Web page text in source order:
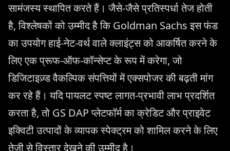
सामंजस्य स्थापित करते हैं। जैसे-जैसे प्रतिस्पर्धा तेज होती
है, विश्लेषकों को उम्मीद है कि Goldman Sachs इस फंड
का उपयोग हाई-नेट-वर्थ वाले क्लाइंट्स को आकर्षित करने के
लिए एक प्रूफ-ऑफ-कॉन्सेप्ट के रूप में करेगा, जो
डिजिटाइज़्ड वैकल्पिक संपत्तियों में एक्सपोजर की बढ़ती मांग
कर रहे हैं। यदि पायलट स्पष्ट लागत-प्रभावी लाभ प्रदर्शित
करता है, तो GS DAP प्लेटफॉर्म का क्रेडिट और प्राइवेट
इक्विटी उत्पादों के व्यापक स्पेक्ट्रम को शामिल करने के लिए
तेजी से विस्तार देखने की उम्मीद है।